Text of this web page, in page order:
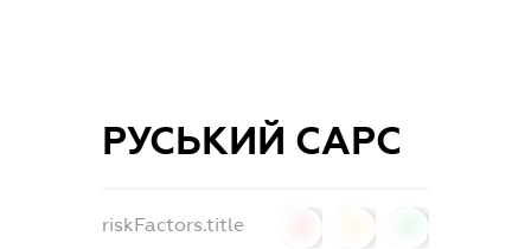
РУСЬКИЙ САРС
riskFactors.title